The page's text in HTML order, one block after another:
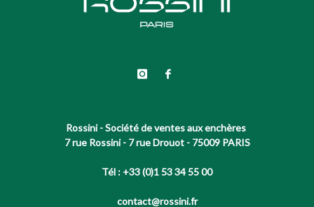
Rossini - Société de ventes aux enchères
7 rue Rossini - 7 rue Drouot - 75009 PARIS
Tél : +33 (0)1 53 34 55 00
contact@rossini.fr